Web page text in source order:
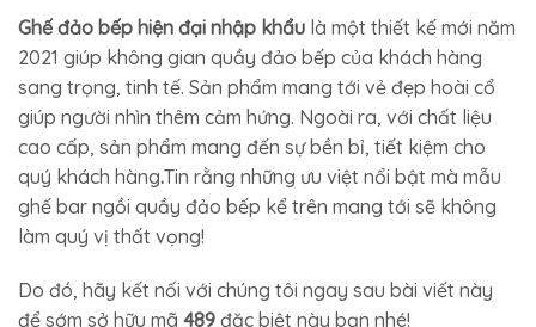
Ghế đảo bếp hiện đại nhập khẩu là một thiết kế mới năm
2021 giúp không gian quầy đảo bếp của khách hàng
sang trọng, tinh tế. Sản phẩm mang tới vẻ đẹp hoài cổ
giúp người nhìn thêm cảm hứng. Ngoài ra, với chất liệu
cao cấp, sản phẩm mang đến sự bền bỉ, tiết kiệm cho
quý khách hàng.Tin rằng những ưu việt nổi bật mà mẫu
ghế bar ngồi quầy đảo bếp kể trên mang tới sẽ không
làm quý vị thất vọng!
Do đó, hãy kết nối với chúng tôi ngay sau bài viết này
để sớm sở hữu mã 489 đặc biệt này bạn nhé!